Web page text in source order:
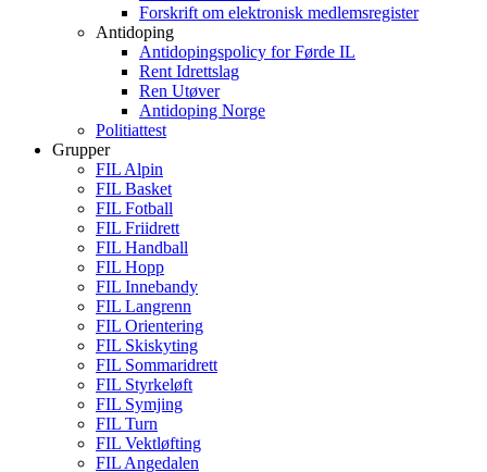
Forskrift om elektronisk medlemsregister
Antidoping
Antidopingspolicy for Førde IL
Rent Idrettslag
Ren Utøver
Antidoping Norge
Politiattest
Grupper
FIL Alpin
FIL Basket
FIL Fotball
FIL Friidrett
FIL Handball
FIL Hopp
FIL Innebandy
FIL Langrenn
FIL Orientering
FIL Skiskyting
FIL Sommaridrett
FIL Styrkeløft
FIL Symjing
FIL Turn
FIL Vektløfting
FIL Angedalen